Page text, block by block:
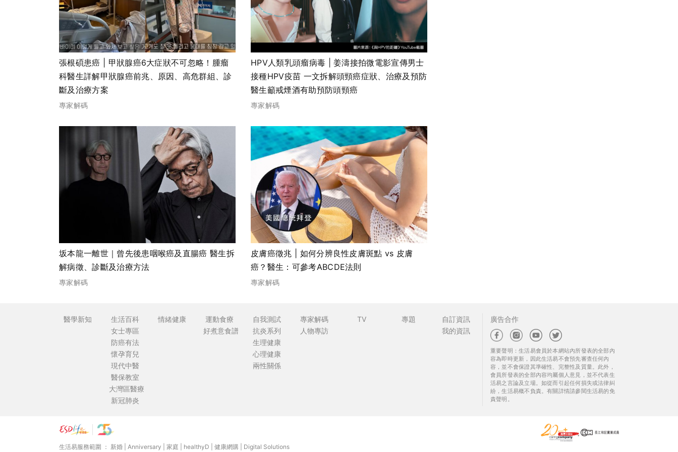
張根碩患癌 | 甲狀腺癌6大症狀不可忽略！腫瘤
科醫生詳解甲狀腺癌前兆、原因、高危群組、診
斷及治療方案
專家解碼
HPV人類乳頭瘤病毒 | 姜濤接拍微電影宣傳男士
接種HPV疫苗 一文拆解頭頸癌症狀、治療及預防
醫生籲戒煙酒有助預防頭頸癌
專家解碼
坂本龍一離世｜曾先後患咽喉癌及直腸癌 醫生拆
解病徵、診斷及治療方法
專家解碼
皮膚癌徵兆 | 如何分辨良性皮膚斑點 vs 皮膚
癌？醫生：可參考ABCDE法則
專家解碼
醫學新知
生活百科
女士專區
防癌有法
懷孕育兒
現代中醫
醫保教室
大灣區醫療
新冠肺炎
情緒健康
運動食療
好煮意食譜
自我測試
抗炎系列
生理健康
心理健康
兩性關係
專家解碼
人物專訪
TV 專題
自訂資訊
我的資訊
廣告合作
重要聲明：生活易會員於本網站內所發表的全部內
容為即時更新，因此生活易不會預先審查任何內
容，並不會保證其準確性、完整性及質量。此外，
會員所發表的全部內容均屬個人意見，並不代表生
活易之言論及立場。如從而引起任何損失或法律糾
紛，生活易概不負責。有關詳情請參閱生活易的免
責聲明。
生活易服務範圍 ： 新婚 Anniversary 家庭 healthyD 健康網購 Digital Solutions